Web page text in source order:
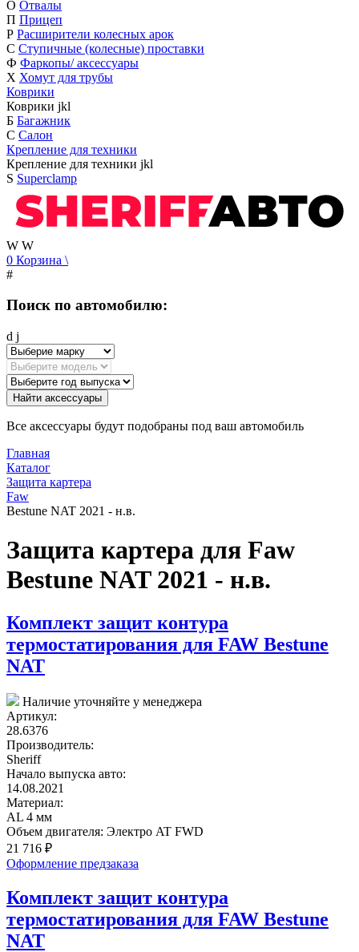
О Отвалы
П Прицеп
Р Расширители колесных арок
С Ступичные (колесные) проставки
Ф Фаркопы/ аксессуары
Х Хомут для трубы
Коврики
Коврики jkl
Б Багажник
С Салон
Крепление для техники
Крепление для техники jkl
S Superclamp
W W
0 Корзина \
#
Поиск по автомобилю:
d j
Найти аксессуары
Все аксессуары будут подобраны под ваш автомобиль
Главная
Каталог
Защита картера
Faw
Bestune NAT 2021 - н.в.
Защита картера для Faw
Bestune NAT 2021 - н.в.
Комплект защит контура
термостатирования для FAW Bestune
NAT
Наличие уточняйте у менеджера
Артикул:
28.6376
Производитель:
Sheriff
Начало выпуска авто:
14.08.2021
Материал:
AL 4 мм
Объем двигателя: Электро AT FWD
21 716 ₽
Оформление предзаказа
Комплект защит контура
термостатирования для FAW Bestune
NAT